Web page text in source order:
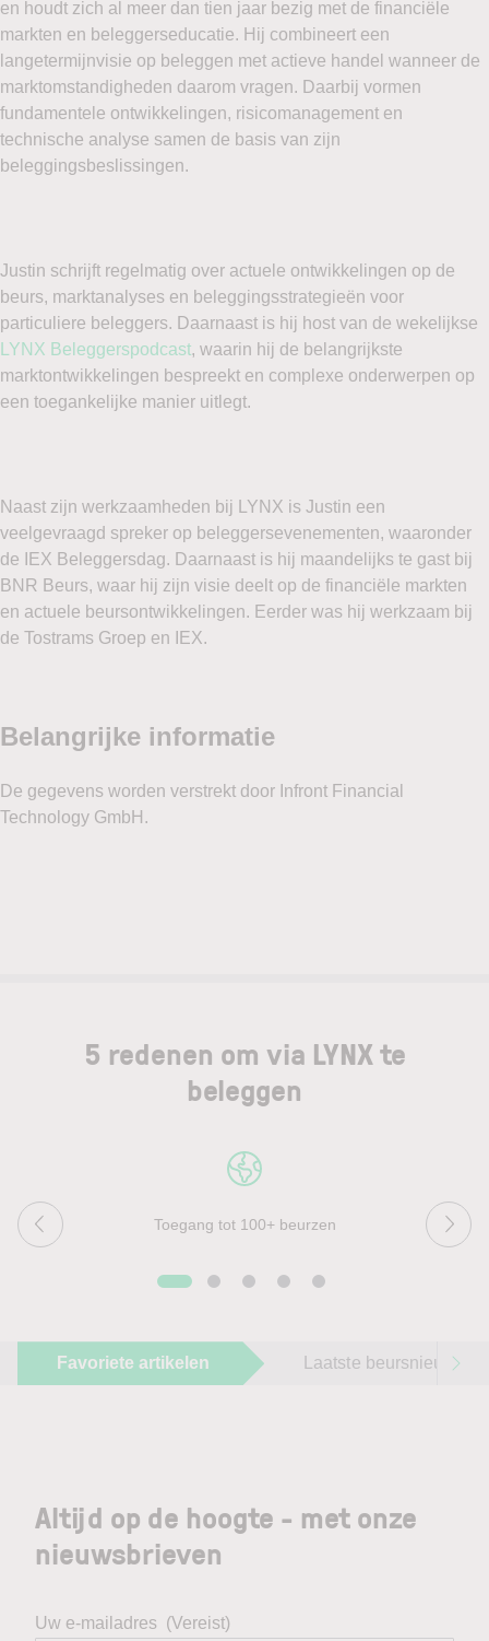
en houdt zich al meer dan tien jaar bezig met de financiële
markten en beleggerseducatie. Hij combineert een
langetermijnvisie op beleggen met actieve handel wanneer de
marktomstandigheden daarom vragen. Daarbij vormen
fundamentele ontwikkelingen, risicomanagement en
technische analyse samen de basis van zijn
beleggingsbeslissingen.
Justin schrijft regelmatig over actuele ontwikkelingen op de
beurs, marktanalyses en beleggingsstrategieën voor
particuliere beleggers. Daarnaast is hij host van de wekelijkse
LYNX Beleggerspodcast, waarin hij de belangrijkste
marktontwikkelingen bespreekt en complexe onderwerpen op
een toegankelijke manier uitlegt.
Naast zijn werkzaamheden bij LYNX is Justin een
veelgevraagd spreker op beleggersevenementen, waaronder
de IEX Beleggersdag. Daarnaast is hij maandelijks te gast bij
BNR Beurs, waar hij zijn visie deelt op de financiële markten
en actuele beursontwikkelingen. Eerder was hij werkzaam bij
de Tostrams Groep en IEX.
5 redenen om via LYNX te
beleggen
Toegang tot 100+ beurzen
Favoriete artikelen Laatste beursnieuws
Altijd op de hoogte - met onze
nieuwsbrieven
Uw e-mailadres (Vereist)